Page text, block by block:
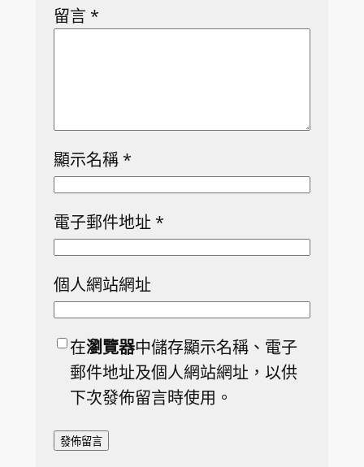
留言 *
顯示名稱 *
電子郵件地址 *
個人網站網址
在瀏覽器中儲存顯示名稱、電子
郵件地址及個人網站網址，以供
下次發佈留言時使用。